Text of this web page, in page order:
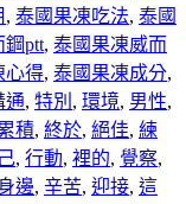
, 泰國果凍吃法, 泰國
鋼ptt, 泰國果凍威而
心得, 泰國果凍成分,
通, 特別 , 環境, 男性,
積, 終於, 絕佳, 練
, 行動, 裡的, 覺察,
邊, 辛苦, 迎接, 這